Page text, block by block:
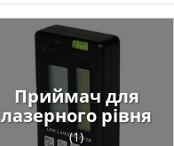
Приймач для
лазерного рівня
(1)